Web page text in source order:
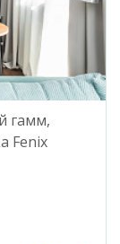
гамм,
Fenix